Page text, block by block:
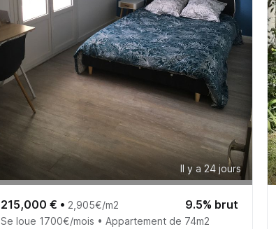
Il y a 24 jours
215,000 € • 2,905€/m2 9.5% brut
Se loue 1700€/mois • Appartement de 74m2